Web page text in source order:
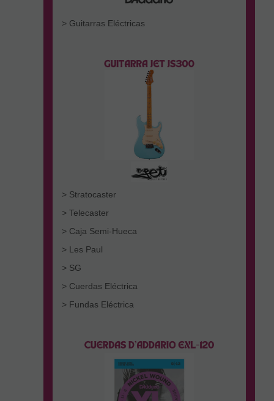
> Guitarras Eléctricas
> Stratocaster
> Telecaster
> Caja Semi-Hueca
> Les Paul
> SG
> Cuerdas Eléctrica
> Fundas Eléctrica